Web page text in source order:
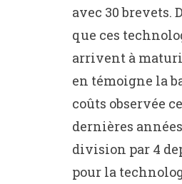
avec 30 brevets.
que ces
arrivent à
en témoigne la
coûts observée
dernières
division par 4
pour la